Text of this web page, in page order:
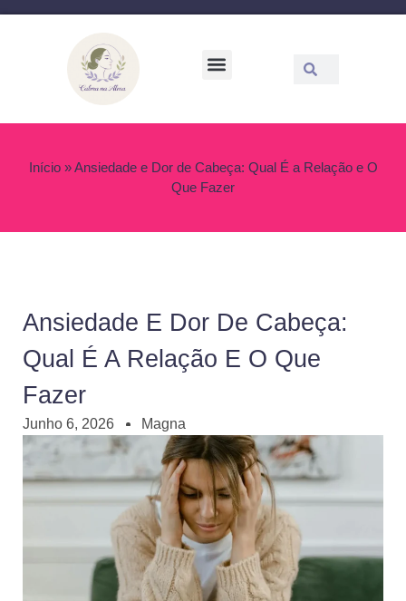
Início»Ansiedade e Dor de Cabeça: Qual É a Relação e O
Que Fazer
Ansiedade E Dor De Cabeça:
Qual É A Relação E O Que
Fazer
Junho 6, 2026 Magna